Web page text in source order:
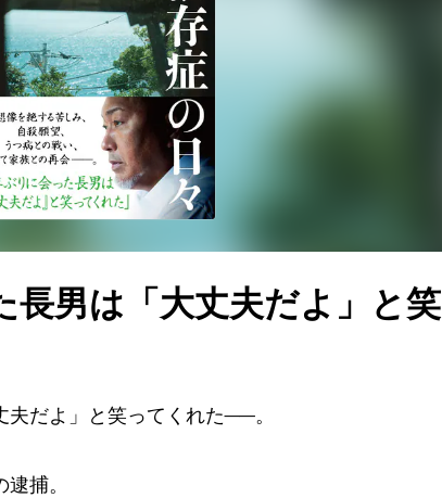
長男は「大丈夫だよ」と笑
だよ」と笑ってくれた──。
捕。